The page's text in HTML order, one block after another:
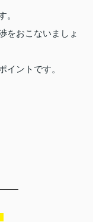
。
をおこないましょ
イントです。